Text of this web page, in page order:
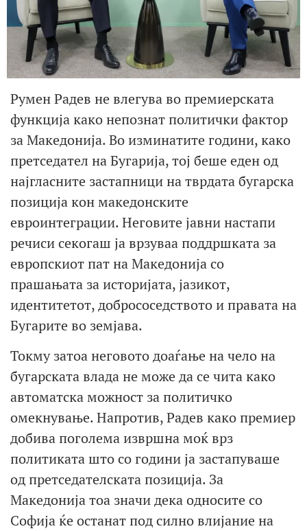
Румен Радев не влегува во премиерската
функција како непознат политички фактор
за Македонија. Во изминатите години, како
претседател на Бугарија, тој беше еден од
најгласните застапници на тврдата бугарска
позиција кон македонските
евроинтеграции. Неговите јавни настапи
речиси секогаш ја врзуваа поддршката за
европскиот пат на Македонија со
прашањата за историјата, јазикот,
идентитетот, добрососедството и правата на
Бугарите во земјава.
Токму затоа неговото доаѓање на чело на
бугарската влада не може да се чита како
автоматска можност за политичко
омекнување. Напротив, Радев како премиер
добива поголема извршна моќ врз
политиката што со години ја застапуваше
од претседателската позиција. За
Македонија тоа значи дека односите со
Софија ќе останат под силно влијание на